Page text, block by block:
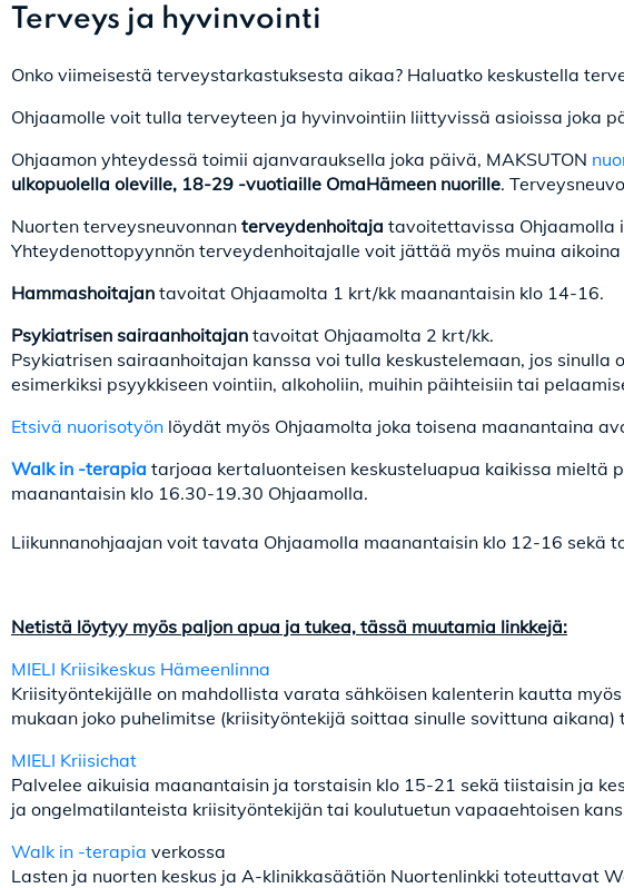
Terveys ja hyvinvointi
Onko viimeisestä terveystarkastuksesta aikaa? Haluatko keskustella
Ohjaamolle voit tulla terveyteen ja hyvinvointiin liittyvissä asioissa joka
Ohjaamon yhteydessä toimii ajanvarauksella joka päivä, MAKSUTON
ulkopuolella oleville, 18-29 -vuotiaille OmaHämeen nuorille.
Nuorten terveysneuvonnan terveydenhoitaja tavoitettavissa Ohjaamolla
Yhteydenottopyynnön terveydenhoitajalle voit jättää myös muina
Hammashoitajan tavoitat Ohjaamolta 1 krt/kk maanantaisin klo 14-16.
Psykiatrisen sairaanhoitajan tavoitat Ohjaamolta 2 krt/kk.
Psykiatrisen sairaanhoitajan kanssa voi tulla keskustelemaan, jos
esimerkiksi psyykkiseen vointiin, alkoholiin, muihin päihteisiin tai
Etsivä nuorisotyön löydät myös Ohjaamolta joka toisena maanantaina
Walk in -terapia tarjoaa kertaluonteisen keskusteluapua kaikissa
maanantaisin klo 16.30-19.30 Ohjaamolla.
Liikunnanohjaajan voit tavata Ohjaamolla maanantaisin klo 12-16 sekä
Netistä löytyy myös paljon apua ja tukea, tässä muutamia linkkejä:
MIELI Kriisikeskus Hämeenlinna
Kriisityöntekijälle on mahdollista varata sähköisen kalenterin kautta
mukaan joko puhelimitse (kriisityöntekijä soittaa sinulle sovittuna
MIELI Kriisichat
Palvelee aikuisia maanantaisin ja torstaisin klo 15-21 sekä tiistaisin ja
ja ongelmatilanteista kriisityöntekijän tai koulutuetun vapaaehtoisen
Walk in -terapia verkossa
Lasten ja nuorten keskus ja A-klinikkasäätiön Nuortenlinkki toteuttavat